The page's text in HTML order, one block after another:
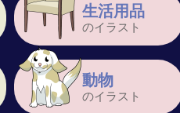
生活用品
のイラスト
動物
のイラスト